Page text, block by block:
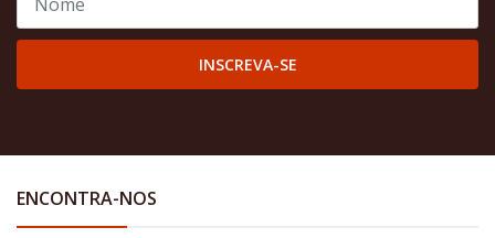
INSCREVA-SE
ENCONTRA-NOS